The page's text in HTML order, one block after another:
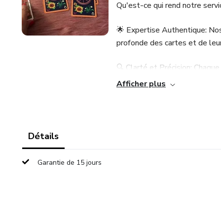
Qu'est-ce qui rend notre
🌟 Expertise Authentique:
profonde des cartes et de
🔍 Clarté et Précision:
aux détails, vous fournissant
Afficher plus
Détails
Garantie de 15 jours